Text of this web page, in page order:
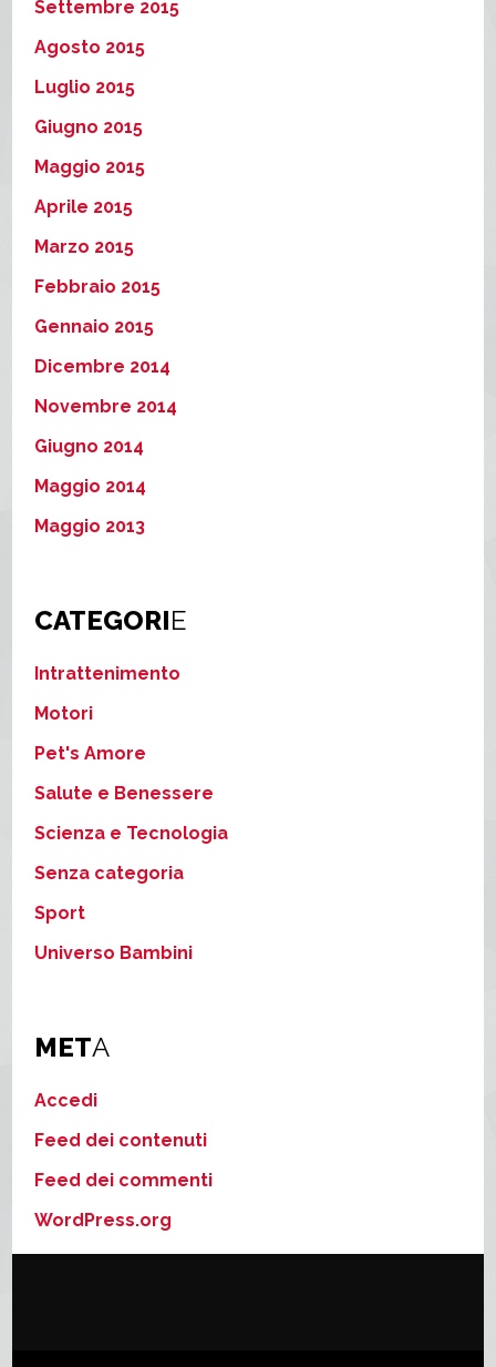
Settembre 2015
Agosto 2015
Luglio 2015
Giugno 2015
Maggio 2015
Aprile 2015
Marzo 2015
Febbraio 2015
Gennaio 2015
Dicembre 2014
Novembre 2014
Giugno 2014
Maggio 2014
Maggio 2013
CATEGORIE
Intrattenimento
Motori
Pet's Amore
Salute e Benessere
Scienza e Tecnologia
Senza categoria
Sport
Universo Bambini
META
Accedi
Feed dei contenuti
Feed dei commenti
WordPress.org